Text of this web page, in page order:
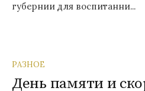
губернии для воспитанни...
РАЗНОЕ
День памяти и